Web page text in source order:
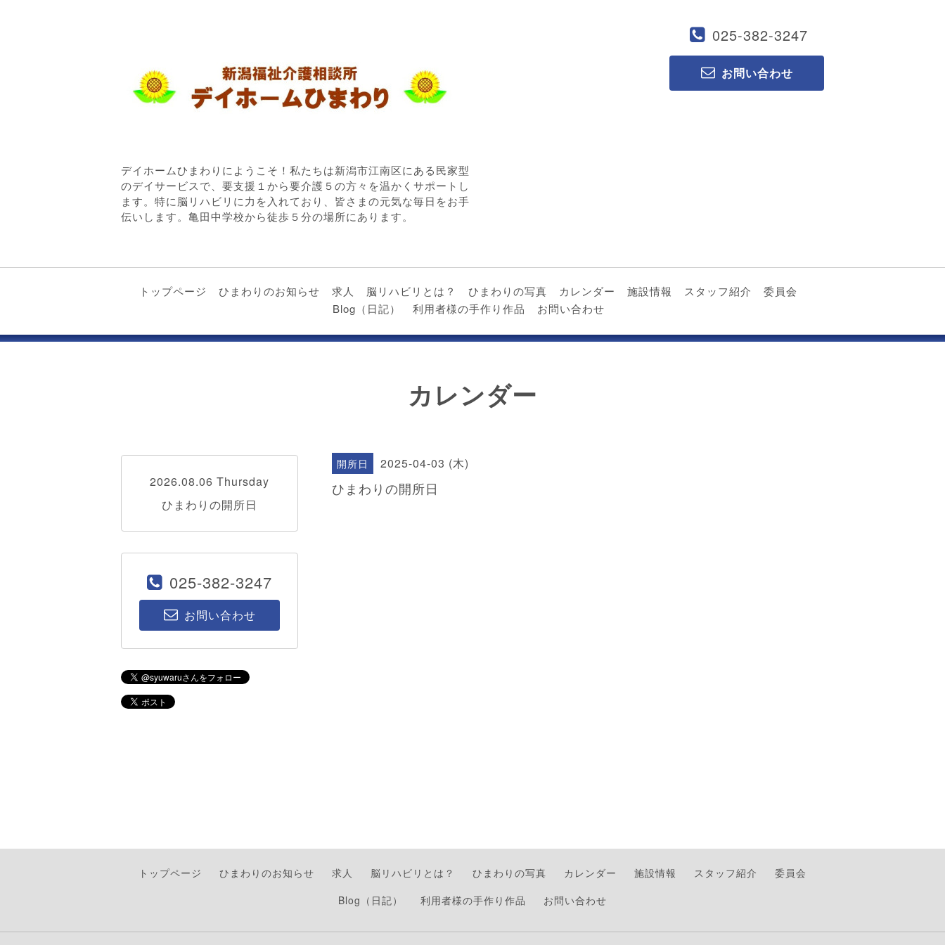
025-382-3247
お問い合わせ
デイホームひまわりにようこそ！私たちは新潟市江南区にある民家型
のデイサービスで、要支援１から要介護５の方々を温かくサポートし
ます。特に脳リハビリに力を入れており、皆さまの元気な毎日をお手
伝いします。亀田中学校から徒歩５分の場所にあります。
トップページ ひまわりのお知らせ 求人 脳リハビリとは？ ひまわりの写真 カレンダー 施設情報 スタッフ紹介
委員会
Blog（日記）
利用者様の手作り作品 お問い合わせ
カレンダー
開所日 2025-04-03 (木)
ひまわりの開所日
2026.08.06 Thursday
ひまわりの開所日
025-382-3247
お問い合わせ
トップページ ひまわりのお知らせ 求人 脳リハビリとは？ ひまわりの写真 カレンダー 施設情報 スタッフ紹介
委員会
Blog（日記）
利用者様の手作り作品 お問い合わせ